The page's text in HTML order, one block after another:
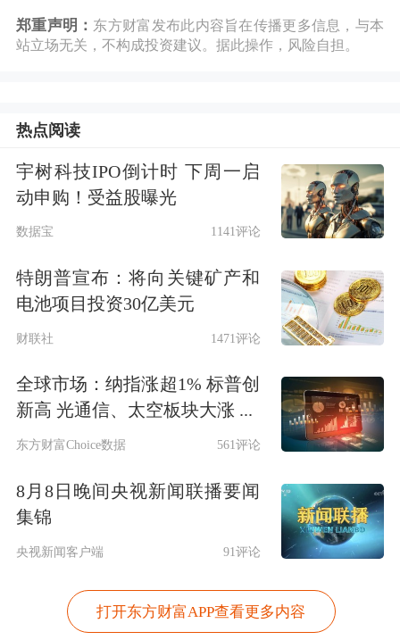
拢。25Q1主动权益深度欠配银行，较
地，驱动经济修复，此外，被动基金持
续扩容，险资加速入市，增量资金持续
流入可期，有望进一步支撑板块行情。
个股关注：1）25Q1公募低配的股份
行；2）稳健大行仍有配置价值；3）质
优个股。
核心观点
明确长期导向，强化基准约束
绩比较基准的约束作用，或驱动基金产
品增配此前低配的权重行业。方案提
理费收取机制，同时强化业绩比较基准
郑重声明： 东方财富发布此内容旨在传播更多信息，与本
站立场无关，不构成投资建议。据此操作，风险自担。
热点阅读
宇树科技IPO倒计时 下周一启
动申购！受益股曝光
数据宝 1141评论
特朗普宣布：将向关键矿产和
电池项目投资30亿美元
财联社 1471评论
全球市场：纳指涨超1% 标普创
新高 光通信、太空板块大涨 ...
东方财富Choice数据 561评论
8月8日晚间央视新闻联播要闻
集锦
央视新闻客户端 91评论
打开东方财富APP查看更多内容